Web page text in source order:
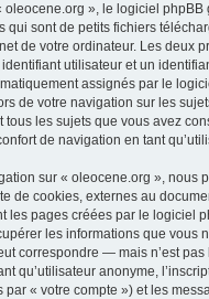
oleocene.org », le logiciel phpBB
qui sont de petits fichiers
de votre ordinateur. Les deux
utilisateur et un
assignés par le
de votre navigation sur les
tous les sujets que vous avez
de navigation en tant
sur « oleocene.org », nous
de cookies, externes au
les pages créées par le logiciel
les informations que vous
correspondre — mais n’est
qu’utilisateur anonyme,
par « votre compte ») et les